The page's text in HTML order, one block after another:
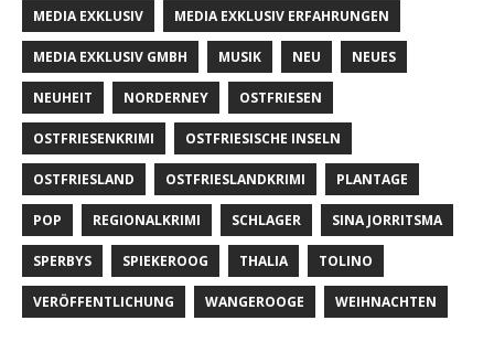
MEDIA EXKLUSIV MEDIA EXKLUSIV ERFAHRUNGEN
MEDIA EXKLUSIV GMBH MUSIK NEU NEUES
NEUHEIT NORDERNEY OSTFRIESEN
OSTFRIESENKRIMI OSTFRIESISCHE INSELN
OSTFRIESLAND OSTFRIESLANDKRIMI PLANTAGE
POP REGIONALKRIMI SCHLAGER SINA JORRITSMA
SPERBYS SPIEKEROOG THALIA TOLINO
VERÖFFENTLICHUNG WANGEROOGE WEIHNACHTEN